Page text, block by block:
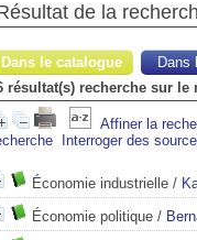
de la
Dans le catalogue
Dans
résultat(s) recherche sur
Affiner la
Interroger des
Économie industrielle /
Économie politique /